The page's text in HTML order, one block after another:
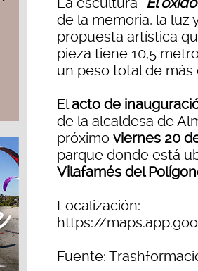
de la memoria, la luz
propuesta artística
pieza tiene 10,5
un peso total de más
Elacto de
de la alcaldesa de
próximo viernes 20
parque donde está
Vilafamés del
Localización:
https://
Fuente: